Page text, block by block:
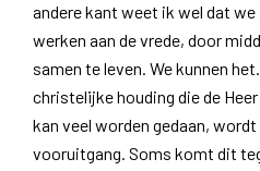
andere kant weet ik wel dat
werken aan de vrede, door
samen te leven. We kunnen
christelijke houding die de
kan veel worden gedaan,
vooruitgang. Soms komt dit